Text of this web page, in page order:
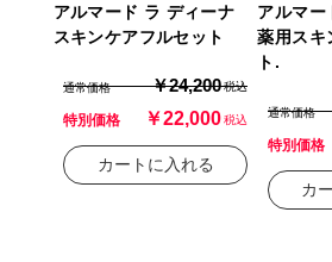
定期お届けサービス
お知らせ
お問い合せ
アルマード ラ ディーナ
スキンケアフルセット
通常価格 ￥24,200税込
特別価格 ￥22,000税込
カートに入れる
アルマ
薬用スキ
ト.
通常価格
特別価格
カ